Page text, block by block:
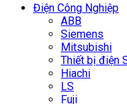
Điện Công Nghiệp
ABB
Siemens
Mitsubishi
Thiết bị điện
Hiachi
LS
Fuji